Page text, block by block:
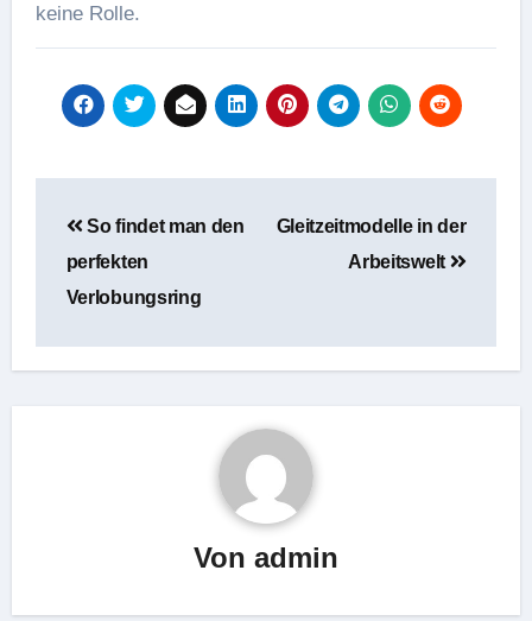
keine Rolle.
So findet man den
perfekten
Verlobungsring
Gleitzeitmodelle in der
Arbeitswelt
Von admin